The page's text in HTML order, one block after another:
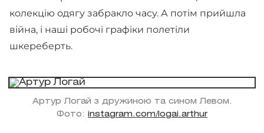
колекцію одягу забракло часу. А потім прийшла
війна, і наші робочі графіки полетіли
шкереберть.
Артур Логай з дружиною та сином Левом.
Фото: instagram.com/logai.arthur